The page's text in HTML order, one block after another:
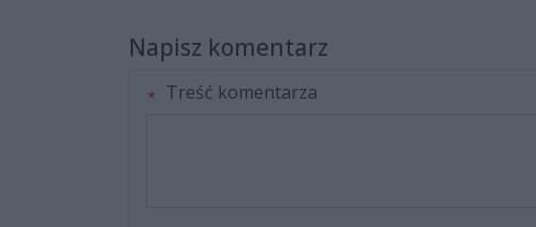
Napisz komentarz
Treść komentarza